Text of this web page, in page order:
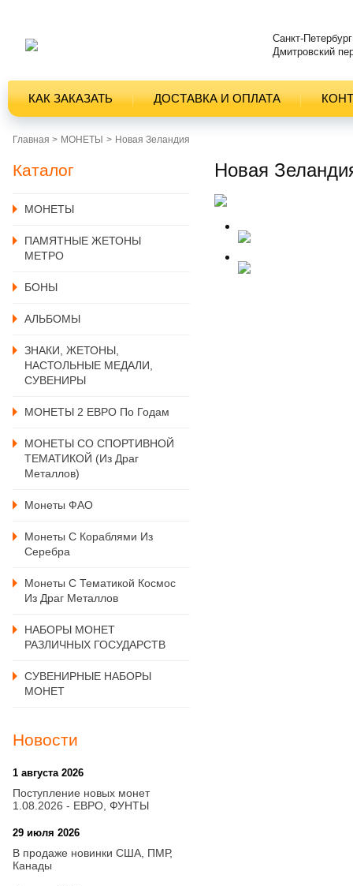
Санкт-Петербург
Дмитровский
КАК ЗАКАЗАТЬ ДОСТАВКА И ОПЛАТА
Главная > MОНЕТЫ Новая Зеландия
Каталог
MОНЕТЫ
ПАМЯТНЫЕ ЖЕТОНЫ
МЕТРО
БОНЫ
АЛЬБОМЫ
ЗНАКИ, ЖЕТОНЫ,
НАСТОЛЬНЫЕ МЕДАЛИ,
СУВЕНИРЫ
МОНЕТЫ 2 ЕВРО По Годам
МОНЕТЫ СО СПОРТИВНОЙ
ТЕМАТИКОЙ (из Драг
Металлов)
Монеты ФАО
Монеты С Кораблями Из
Серебра
Монеты С Тематикой Космос
Из Драг Металлов
НАБОРЫ МОНЕТ
РАЗЛИЧНЫХ ГОСУДАРСТВ
СУВЕНИРНЫЕ НАБОРЫ
МОНЕТ
Новости
1 августа 2026
Поступление новых монет
1.08.2026 - ЕВРО, ФУНТЫ
29 июля 2026
В продаже новинки США, ПМР,
Канады
Новая